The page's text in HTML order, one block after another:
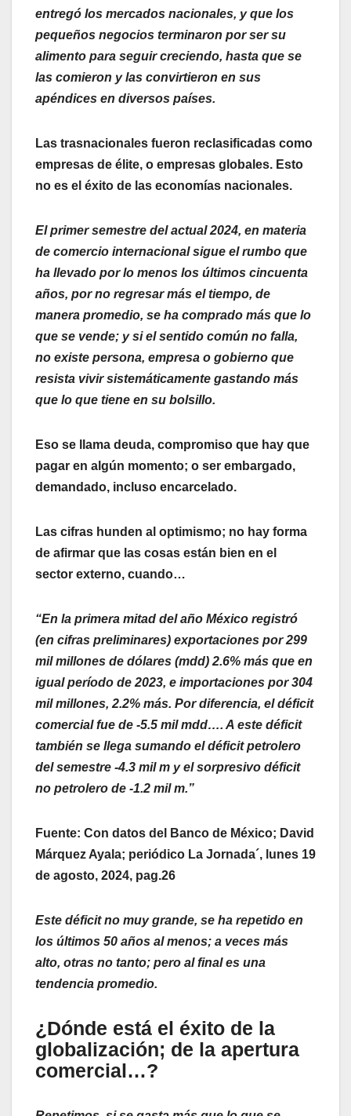
entregó los mercados nacionales, y que los
pequeños negocios terminaron por ser su
alimento para seguir creciendo, hasta que se
las comieron y las convirtieron en sus
apéndices en diversos países.
Las trasnacionales fueron reclasificadas como
empresas de élite, o empresas globales. Esto
no es el éxito de las economías nacionales.
El primer semestre del actual 2024, en materia
de comercio internacional sigue el rumbo que
ha llevado por lo menos los últimos cincuenta
años, por no regresar más el tiempo, de
manera promedio, se ha comprado más que lo
que se vende; y si el sentido común no falla,
no existe persona, empresa o gobierno que
resista vivir sistemáticamente gastando más
que lo que tiene en su bolsillo.
Eso se llama deuda, compromiso que hay que
pagar en algún momento; o ser embargado,
demandado, incluso encarcelado.
Las cifras hunden al optimismo; no hay forma
de afirmar que las cosas están bien en el
sector externo, cuando…
“En la primera mitad del año México registró
(en cifras preliminares) exportaciones por 299
mil millones de dólares (mdd) 2.6% más que en
igual período de 2023, e importaciones por 304
mil millones, 2.2% más. Por diferencia, el déficit
comercial fue de -5.5 mil mdd…. A este déficit
también se llega sumando el déficit petrolero
del semestre -4.3 mil m y el sorpresivo déficit
no petrolero de -1.2 mil m.”
Fuente: Con datos del Banco de México; David
Márquez Ayala; periódico La Jornada´, lunes 19
de agosto, 2024, pag.26
Este déficit no muy grande, se ha repetido en
los últimos 50 años al menos; a veces más
alto, otras no tanto; pero al final es una
tendencia promedio.
¿Dónde está el éxito de la
globalización; de la apertura
comercial…?